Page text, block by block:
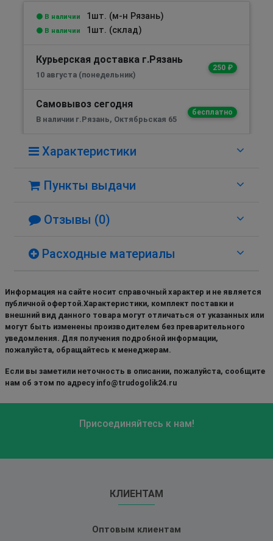
В наличии 1шт. (м-н Рязань)
В наличии 1шт. (склад)
Курьерская доставка г.Рязань
250 ₽
10 августа (понедельник)
Самовывоз сегодня
бесплатно
В наличии г.Рязань, Октябрьская 65
Характеристики
Пункты выдачи
Отзывы (0)
Расходные материалы
Информация на сайте носит справочный характер и не является
публичной офертой.Характеристики, комплект поставки и
внешний вид данного товара могут отличаться от указанных или
могут быть изменены производителем без преварительного
уведомления. Для получения подробной информации,
пожалуйста, обращайтесь к менеджерам.
Если вы заметили неточность в описании, пожалуйста, сообщите
нам об этом по адресу info@trudogolik24.ru
Присоединяйтесь к нам!
КЛИЕНТАМ
Оптовым клиентам